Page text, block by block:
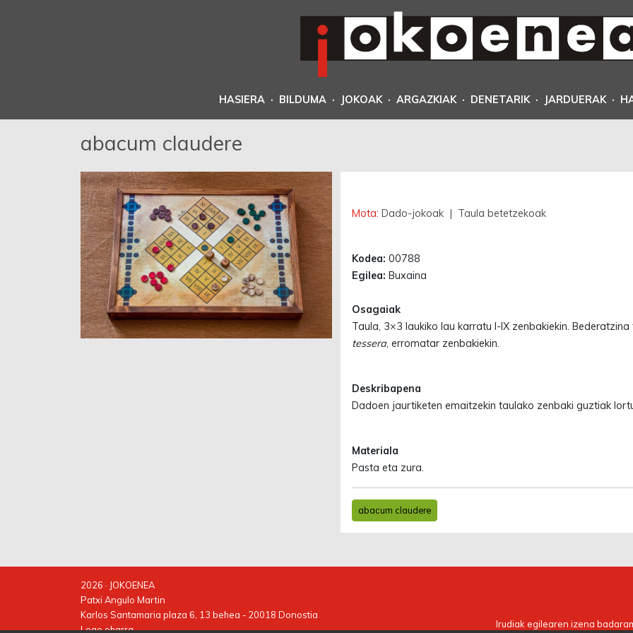
HASIERA · BILDUMA · JOKOAK · ARGAZKIAK · DENETARIK · JARDUERAK ·
abacum claudere
Mota: Dado-jokoak | Taula betetzekoak
Kodea: 00788
Egilea: Buxaina
Osagaiak
Taula, 3×3 laukiko lau karratu I-IX zenbakiekin.
tessera, erromatar zenbakiekin.
Deskribapena
Dadoen jaurtiketen emaitzekin taulako zenbaki guztiak
Materiala
Pasta eta zura.
abacum claudere
2026 · JOKOENEA
Patxi Angulo Martin
Karlos Santamaria plaza 6, 13 behea - 20018 Donostia
Lege oharra
Irudiak egilearen izena